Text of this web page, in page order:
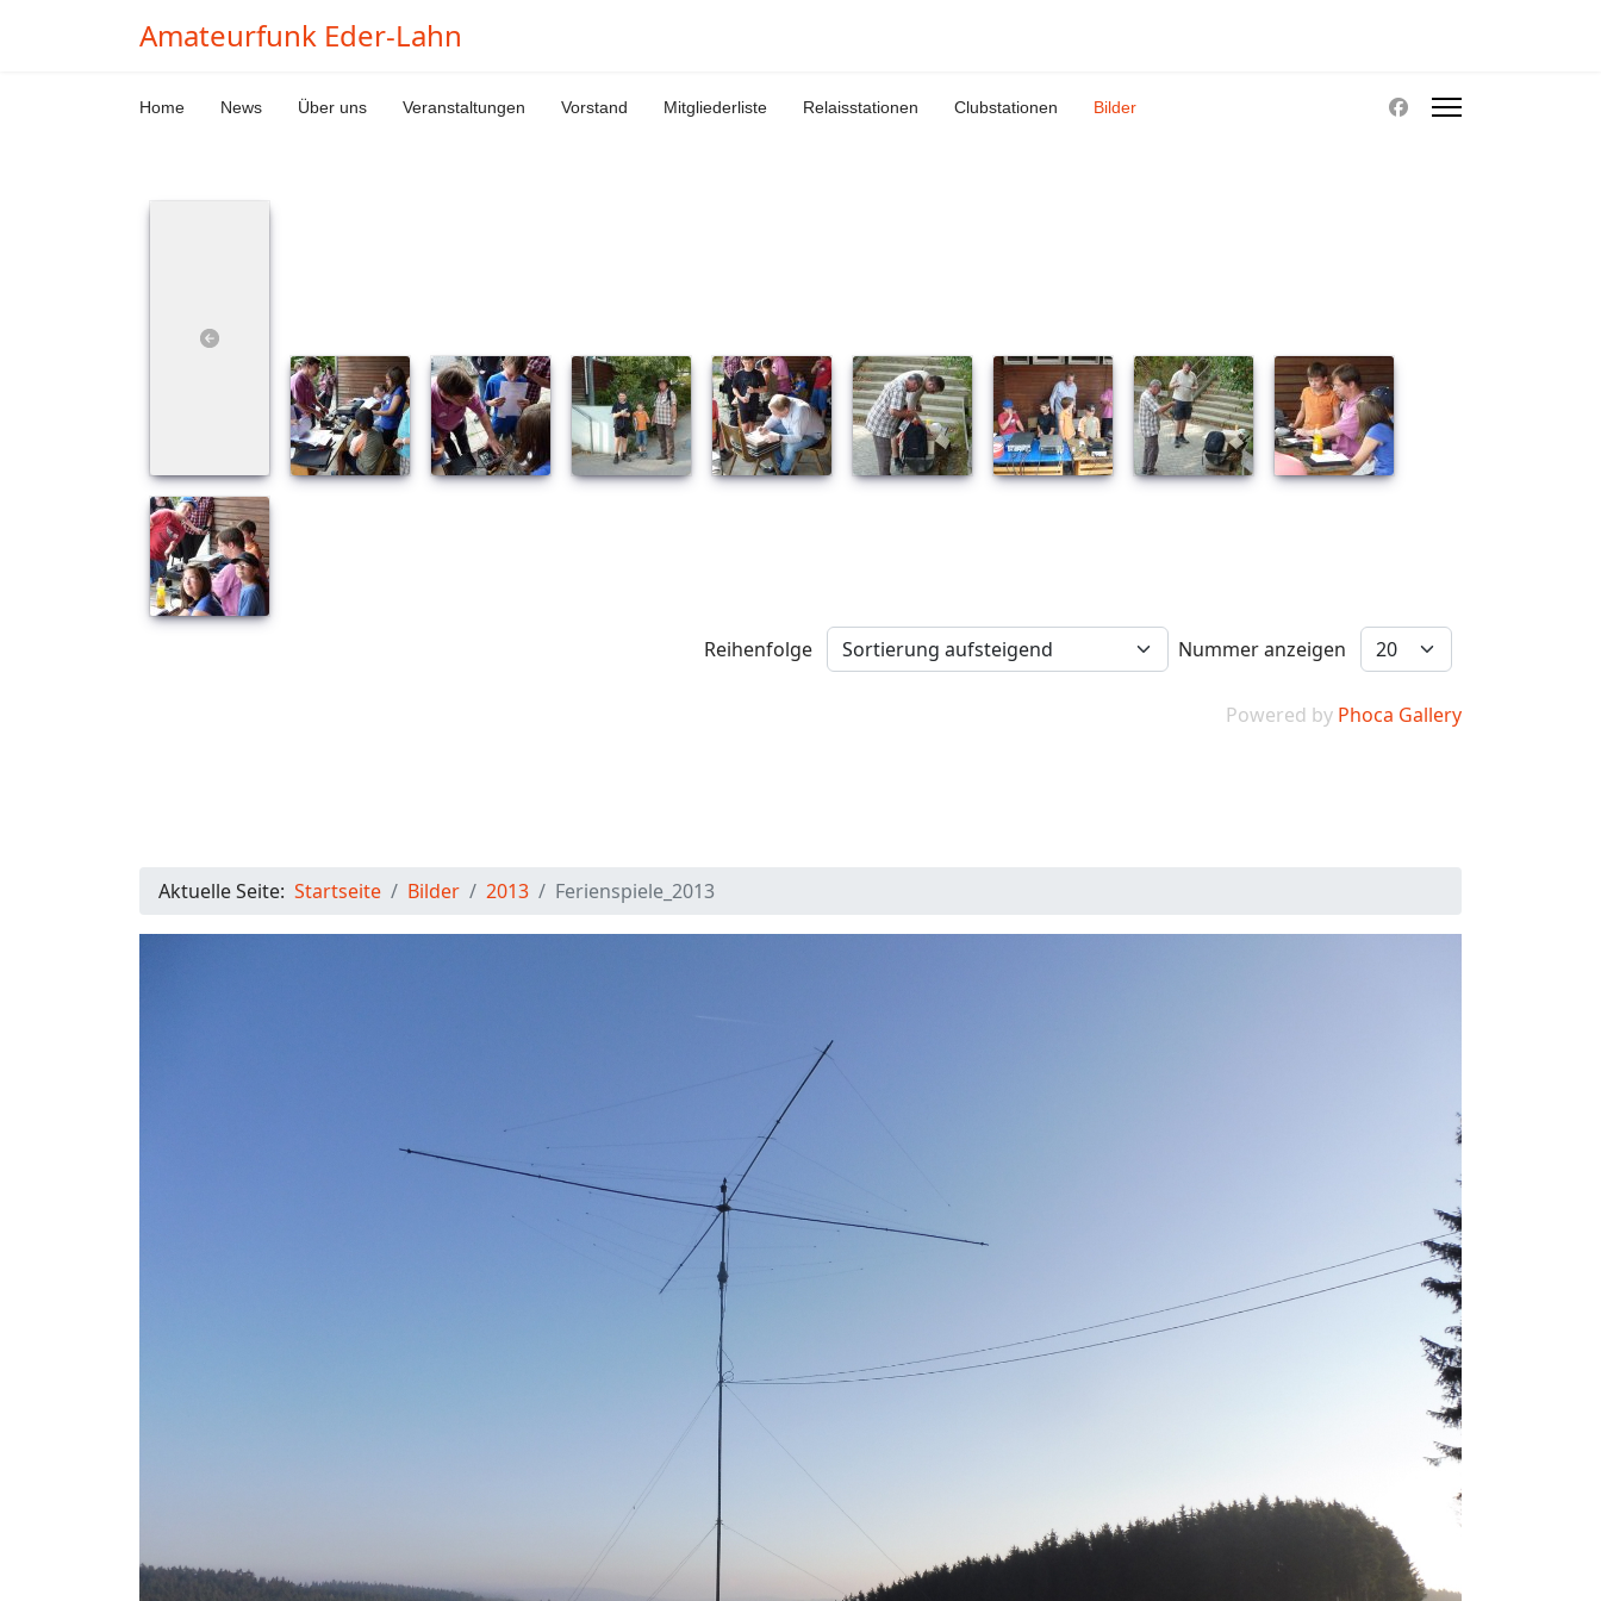
Amateurfunk Eder-Lahn
Home News Über uns Veranstaltungen Vorstand Mitgliederliste Relaisstationen Clubstationen Bilder
Reihenfolge Nummer anzeigen
Powered by Phoca Gallery
Aktuelle Seite: Startseite Bilder 2013 Ferienspiele_2013